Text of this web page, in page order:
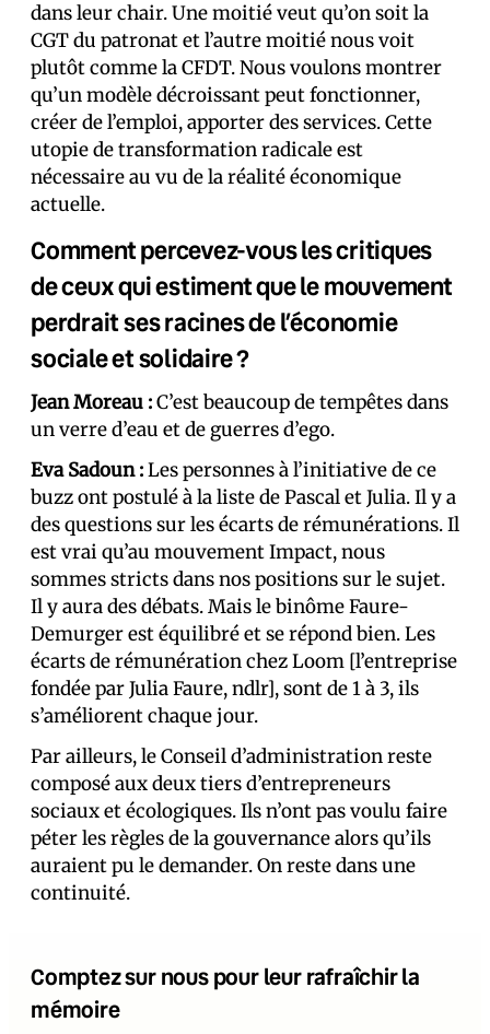
dans leur chair. Une moitié veut qu’on soit la
CGT du patronat et l’autre moitié nous voit
plutôt comme la CFDT. Nous voulons montrer
qu’un modèle décroissant peut fonctionner,
créer de l’emploi, apporter des services. Cette
utopie de transformation radicale est
nécessaire au vu de la réalité économique
actuelle.
Comment percevez-vous les critiques
de ceux qui estiment que le mouvement
perdrait ses racines de l’économie
sociale et solidaire ?
Jean Moreau :C’est beaucoup de tempêtes dans
un verre d’eau et de guerres d’ego.
Eva Sadoun :Les personnes à l’initiative de ce
buzz ont postulé à la liste de Pascal et Julia. Il y a
des questions sur les écarts de rémunérations. Il
est vrai qu’au mouvement Impact, nous
sommes stricts dans nos positions sur le sujet.
Il y aura des débats. Mais le binôme Faure-
Demurger est équilibré et se répond bien. Les
écarts de rémunération chez Loom [l’entreprise
fondée par Julia Faure, ndlr], sont de 1 à 3, ils
s’améliorent chaque jour.
Par ailleurs, le Conseil d’administration reste
composé aux deux tiers d’entrepreneurs
sociaux et écologiques. Ils n’ont pas voulu faire
péter les règles de la gouvernance alors qu’ils
auraient pu le demander. On reste dans une
continuité.
Comptez sur nous pour leur rafraîchir la
mémoire